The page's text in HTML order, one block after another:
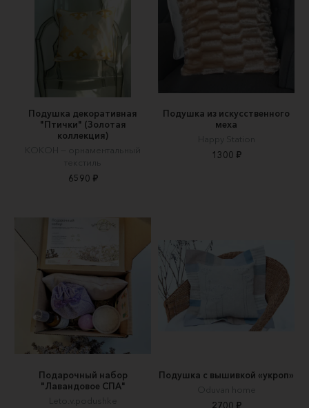
Подушка декоративная
"Птички" (Золотая
коллекция)
КОКОН — орнаментальный
текстиль
6590 ₽
Подушка из искусственного
меха
Happy Station
1300 ₽
Подарочный набор
"Лавандовое СПА"
Leto.v.podushke
Подушка с вышивкой «укроп»
Oduvan home
2700 ₽